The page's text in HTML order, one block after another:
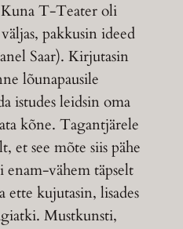
T-Teater oli
pakkusin ideed
Saar). Kirjutasin
lõunapausile
istudes leidsin oma
kõne. Tagantjärele
et see mõte siis pähe
vähem täpselt
ette kujutasin, lisades
Mustkunsti,